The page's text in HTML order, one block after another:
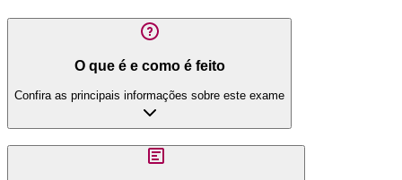
O que é e como é feito
Confira as principais informações sobre este exame